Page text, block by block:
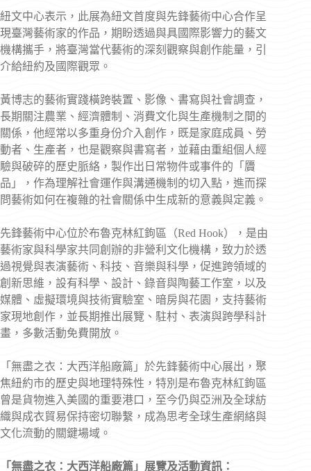
紐文中心表示，此展為紐文首度與先鋒藝術中心合作呈
現臺灣藝術家的作品，期盼透過與具國際影響力的藝文
機構攜手，將臺灣當代藝術的深刻觀察與創作能量，引
介給紐約及國際觀眾。
黃博志的藝術實踐橫跨裝置、影像、書寫與社會調查，
長期關注農業、經濟體制、消費文化與生產機制之間的
關係，他經常以多重身份介入創作，既是家庭成員、勞
動者、生產者，也是觀察與書寫者，並藉由重組個人經
驗與破碎的歷史脈絡，製作出日常物件或事件的「贗
品」，作為理解社會運作與溝通機制的切入點，進而探
問藝術如何在複雜的社會關係中生成新的意義與定義。
先鋒藝術中心位於布魯克林紅鉤區（Red Hook），是由
藝術家與科學家共同創辦的非營利文化機構，致力於透
過視覺與表演藝術、科技、音樂與科學，促進跨領域的
創新思維，設有科學、設計、錄音與陶藝工作室，以及
媒體、虛擬環境與技術實驗室、暗房與花園，支持藝術
家現地創作，並長期推出展覽、駐村、表演與跨學科計
畫，多數活動免費開放。
「無盡之衣：大西洋船廠篇」於先鋒藝術中心展出，聚
焦紐約市的歷史與地理特殊性，特別是布魯克林紅鉤區
曾是貨物進入美國的重要港口，至今仍與亞洲及全球紡
織與成衣貿易保持密切聯繫，成為思考全球生產網絡與
文化流動的關鍵場域。
「無盡之衣：大西洋船廠篇」展覽及活動資訊：